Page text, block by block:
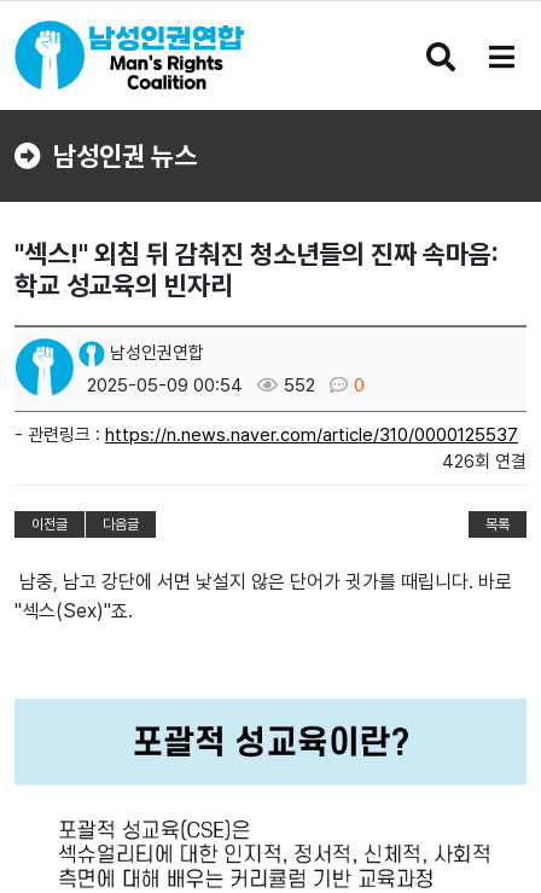
검
버
메
버
남성인권 뉴스
"섹스!" 외침 뒤 감춰진 청소년들의 진짜 속마음:
학교 성교육의 빈자리
남성인권연합
2025-05-09 00:54
552 0
- 관련링크 : https://n.news.naver.com/article/310/0000125537
426회 연결
이전글 다음글 목록
남중, 남고 강단에 서면 낯설지 않은 단어가 귓가를 때립니다. 바로
"섹스(Sex)"죠.